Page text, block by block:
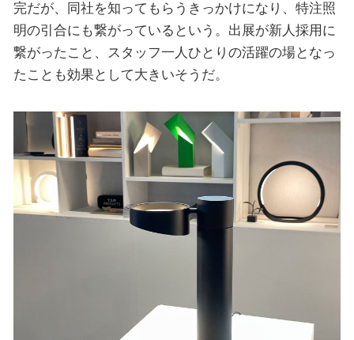
完だが、同社を知ってもらうきっかけになり、特注照
明の引合にも繋がっているという。出展が新人採用に
繋がったこと、スタッフ一人ひとりの活躍の場となっ
たことも効果として大きいそうだ。